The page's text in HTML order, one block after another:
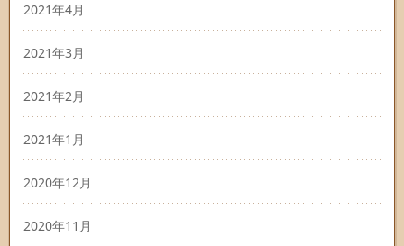
2021年4月
2021年3月
2021年2月
2021年1月
2020年12月
2020年11月